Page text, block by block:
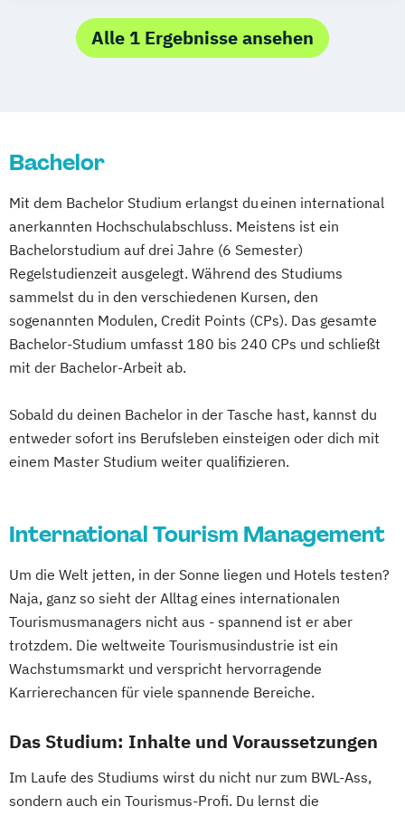
Alle 1 Ergebnisse ansehen
Bachelor
Mit dem Bachelor Studium erlangst du einen international
anerkannten Hochschulabschluss. Meistens ist ein
Bachelorstudium auf drei Jahre (6 Semester)
Regelstudienzeit ausgelegt. Während des Studiums
sammelst du in den verschiedenen Kursen, den
sogenannten Modulen, Credit Points (CPs). Das gesamte
Bachelor-Studium umfasst 180 bis 240 CPs und schließt
mit der Bachelor-Arbeit ab.
Sobald du deinen Bachelor in der Tasche hast, kannst du
entweder sofort ins Berufsleben einsteigen oder dich mit
einem Master Studium weiter qualifizieren.
International Tourism Management
Um die Welt jetten, in der Sonne liegen und Hotels testen?
Naja, ganz so sieht der Alltag eines internationalen
Tourismusmanagers nicht aus - spannend ist er aber
trotzdem. Die weltweite Tourismusindustrie ist ein
Wachstumsmarkt und verspricht hervorragende
Karrierechancen für viele spannende Bereiche.
Das Studium: Inhalte und Voraussetzungen
Im Laufe des Studiums wirst du nicht nur zum BWL-Ass,
sondern auch ein Tourismus-Profi. Du lernst die